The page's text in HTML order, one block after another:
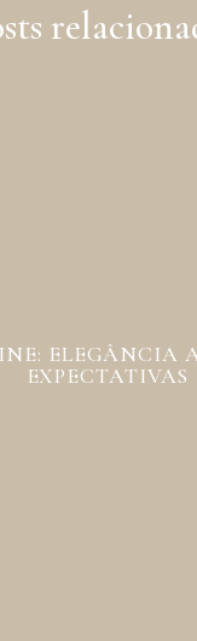
ELEGÂNCIA
EXPECTATIVAS